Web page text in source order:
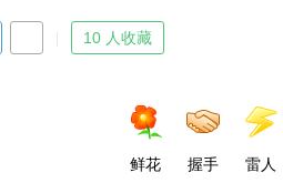
10 人收藏
鲜花 握手 雷人